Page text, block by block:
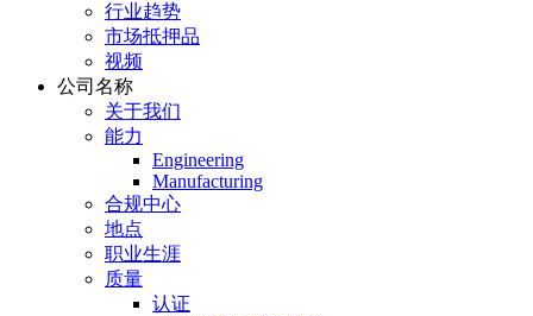
行业趋势
市场抵押品
视频
公司名称
关于我们
能力
Engineering
Manufacturing
合规中心
地点
职业生涯
质量
认证